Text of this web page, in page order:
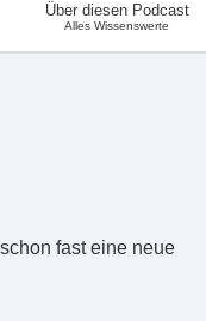
Über diesen Podcast
Alles Wissenswerte
fast eine neue